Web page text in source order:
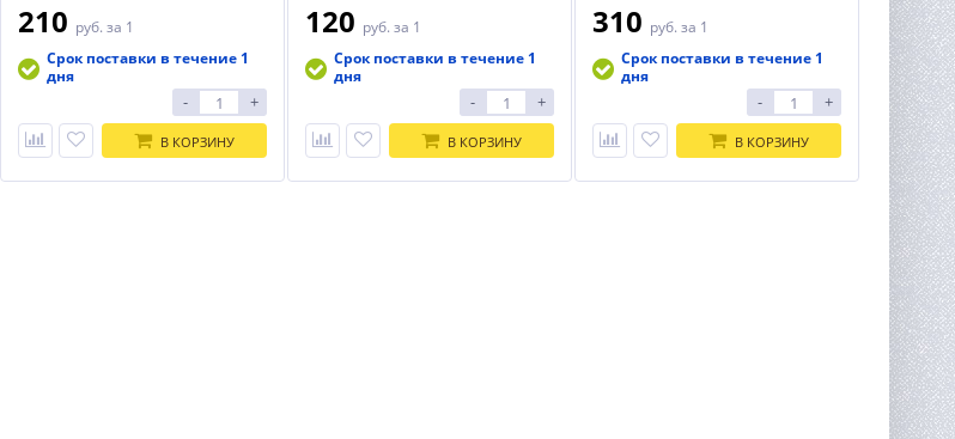
210 руб. за 1
Срок поставки в течение 1
дня
- +
В КОРЗИНУ
120 руб. за 1
Срок поставки в течение 1
дня
- +
В КОРЗИНУ
310 руб. за 1
Срок поставки в течение 1
дня
- +
В КОРЗИНУ